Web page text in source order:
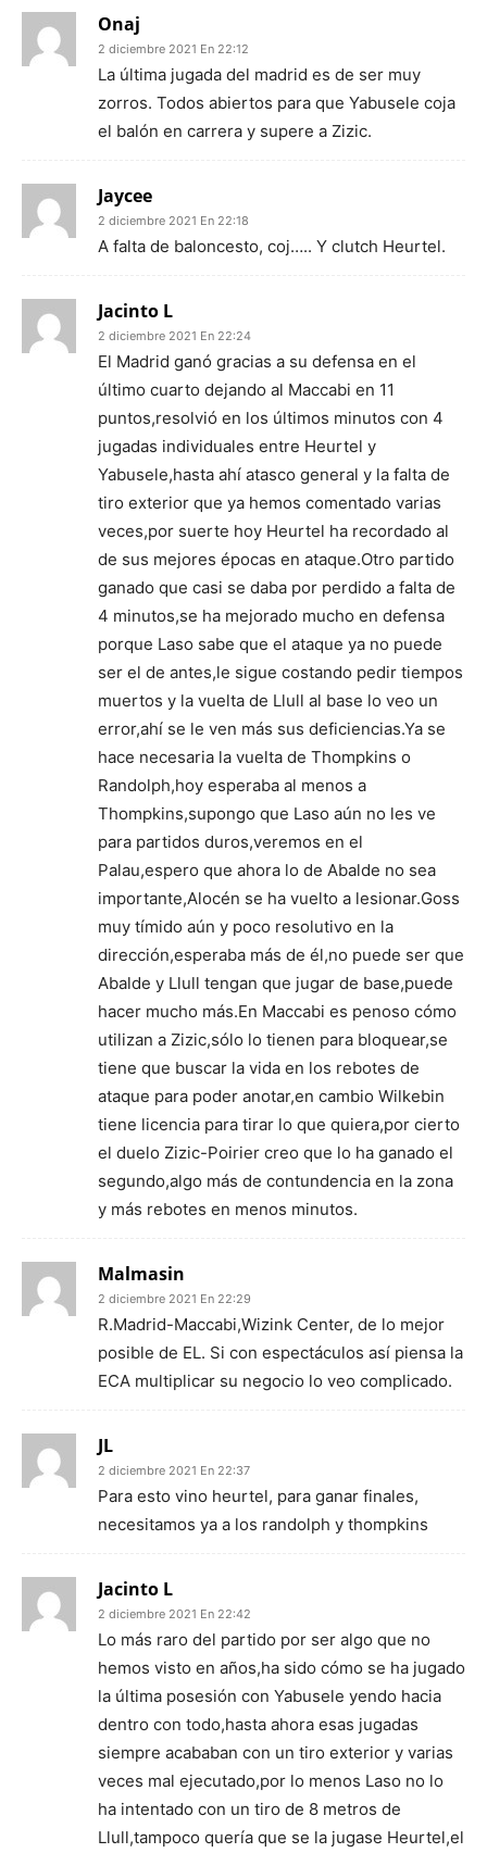
Onaj
2 diciembre 2021 En 22:12
La última jugada del madrid es de ser muy
zorros. Todos abiertos para que Yabusele coja
el balón en carrera y supere a Zizic.
Jaycee
2 diciembre 2021 En 22:18
A falta de baloncesto, coj….. Y clutch Heurtel.
Jacinto L
2 diciembre 2021 En 22:24
El Madrid ganó gracias a su defensa en el
último cuarto dejando al Maccabi en 11
puntos,resolvió en los últimos minutos con 4
jugadas individuales entre Heurtel y
Yabusele,hasta ahí atasco general y la falta de
tiro exterior que ya hemos comentado varias
veces,por suerte hoy Heurtel ha recordado al
de sus mejores épocas en ataque.Otro partido
ganado que casi se daba por perdido a falta de
4 minutos,se ha mejorado mucho en defensa
porque Laso sabe que el ataque ya no puede
ser el de antes,le sigue costando pedir tiempos
muertos y la vuelta de Llull al base lo veo un
error,ahí se le ven más sus deficiencias.Ya se
hace necesaria la vuelta de Thompkins o
Randolph,hoy esperaba al menos a
Thompkins,supongo que Laso aún no les ve
para partidos duros,veremos en el
Palau,espero que ahora lo de Abalde no sea
importante,Alocén se ha vuelto a lesionar.Goss
muy tímido aún y poco resolutivo en la
dirección,esperaba más de él,no puede ser que
Abalde y Llull tengan que jugar de base,puede
hacer mucho más.En Maccabi es penoso cómo
utilizan a Zizic,sólo lo tienen para bloquear,se
tiene que buscar la vida en los rebotes de
ataque para poder anotar,en cambio Wilkebin
tiene licencia para tirar lo que quiera,por cierto
el duelo Zizic-Poirier creo que lo ha ganado el
segundo,algo más de contundencia en la zona
y más rebotes en menos minutos.
Malmasin
2 diciembre 2021 En 22:29
R.Madrid-Maccabi,Wizink Center, de lo mejor
posible de EL. Si con espectáculos así piensa la
ECA multiplicar su negocio lo veo complicado.
JL
2 diciembre 2021 En 22:37
Para esto vino heurtel, para ganar finales,
necesitamos ya a los randolph y thompkins
Jacinto L
2 diciembre 2021 En 22:42
Lo más raro del partido por ser algo que no
hemos visto en años,ha sido cómo se ha jugado
la última posesión con Yabusele yendo hacia
dentro con todo,hasta ahora esas jugadas
siempre acababan con un tiro exterior y varias
veces mal ejecutado,por lo menos Laso no lo
ha intentado con un tiro de 8 metros de
Llull,tampoco quería que se la jugase Heurtel,el